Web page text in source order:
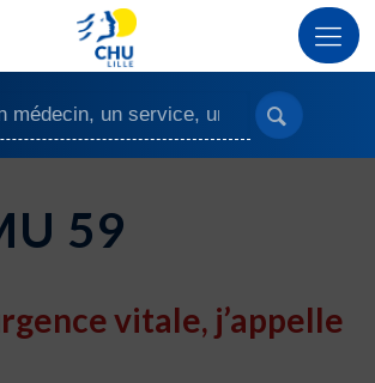
59
vitale, j’appelle